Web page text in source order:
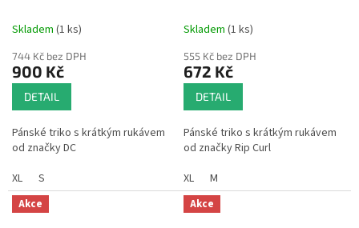
Skladem (1 ks)
744 Kč bez DPH
900 Kč
DETAIL
Pánské triko s krátkým rukávem
od značky DC
XL
S
Skladem (1 ks)
555 Kč bez DPH
672 Kč
DETAIL
Pánské triko s krátkým rukávem
od značky Rip Curl
XL
M
Akce Akce